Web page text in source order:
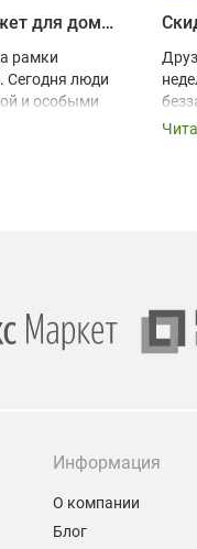
Почему проектор – лучший гаджет для домика в глэмпинге
рамки
Сегодня люди
и особыми
Информация
О компании
Блог